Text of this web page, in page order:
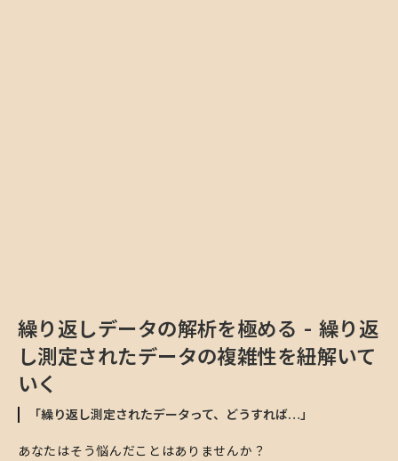
繰り返しデータの解析を極める - 繰り返
し測定されたデータの複雑性を紐解いて
いく
「繰り返し測定されたデータって、どうすれば…」
​あなたはそう悩んだことはありませんか？